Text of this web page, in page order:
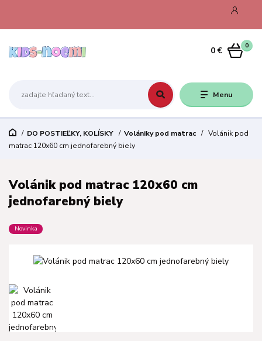
Menu
0
0 €
DO POSTIEĽKY, KOLÍSKY Volániky pod matrac
Volánik pod
matrac 120x60 cm jednofarebný biely
Volánik pod matrac 120x60 cm
jednofarebný biely
Novinka